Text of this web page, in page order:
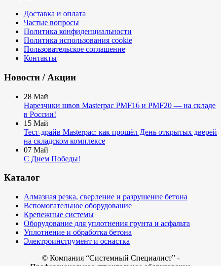
Доставка и оплата
Частые вопросы
Политика конфиденциальности
Политика использования cookie
Пользовательское соглашение
Контакты
Новости / Акции
28 Май
Нарезчики швов Masterpac PMF16 и PMF20 — на складе
в России!
15 Май
Тест-драйв Masterpac: как прошёл День открытых дверей
на складском комплексе
07 Май
С Днем Победы!
Каталог
Алмазная резка, сверление и разрушение бетона
Вспомогательное оборудование
Крепежные системы
Оборудование для уплотнения грунта и асфальта
Уплотнение и обработка бетона
Электроинструмент и оснастка
© Компания “Системный Специалист” -